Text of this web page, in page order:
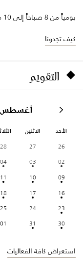
يومياً من 8 صباحاً إلى 10 مساءً
كيف تجدونا
التقويم
أغسطس
الأحد الاثنين
26
27
28
02
03
04
09
10
11
16
17
18
23
24
25
30
31
01
استعراض كافة الفعاليات